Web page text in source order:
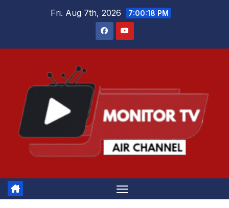
Fri. Aug 7th, 2026 7:00:19 PM